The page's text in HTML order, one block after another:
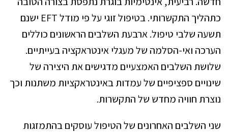
כתהליך התקשרותי. בטיפול זוגי על פי מודל EFT ישנם
תשעה שלבי טיפול. ארבעת השלבים הראשונים כוללים
הערכה ואי-הסלמה של מעגלי אינטראקציה בעייתיים.
שלושת השלבים האמצעיים מדגישים את היצירה של
שינויים ספציפיים של עמדות באינטראקציות משתנות וכך
נוצרת חוויה מחדש של התקשרות.
שני השלבים האחרונים של הטיפול עוסקים בהתמזגות